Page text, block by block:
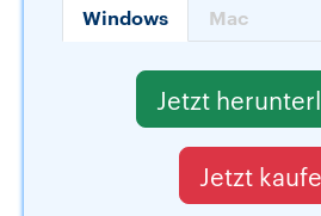
Windows Mac
Jetzt
Jetzt